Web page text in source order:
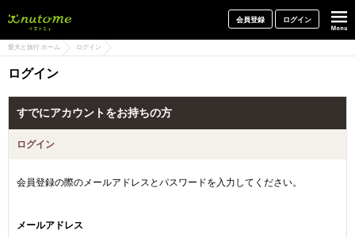
会員登録 ログイン
愛犬と旅行 ホーム ログイン
ログイン
すでにアカウントをお持ちの方
ログイン
会員登録の際のメールアドレスとパスワードを入力してください。
メールアドレス